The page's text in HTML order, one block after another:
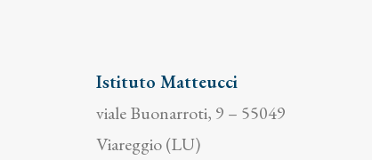
Istituto Matteucci
viale Buonarroti, 9 – 55049
Viareggio (LU)